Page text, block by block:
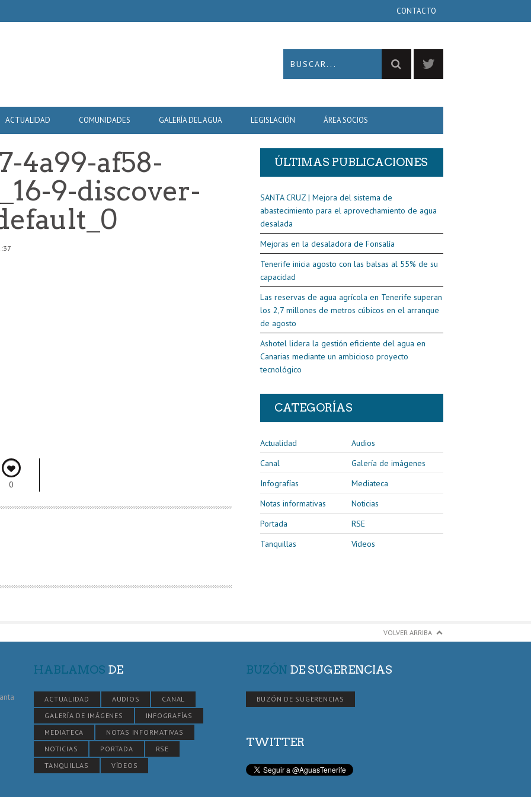
CONTACTO
ACTUALIDAD COMUNIDADES GALERÍA DEL AGUA LEGISLACIÓN ÁREA SOCIOS
4a99-af58-
9-discover-
0
ÚLTIMAS PUBLICACIONES
SANTA CRUZ | Mejora del sistema de
abastecimiento para el aprovechamiento de agua
desalada
Mejoras en la desaladora de Fonsalía
Tenerife inicia agosto con las balsas al 55% de su
capacidad
Las reservas de agua agrícola en Tenerife superan
los 2,7 millones de metros cúbicos en el arranque
de agosto
Ashotel lidera la gestión eficiente del agua en
Canarias mediante un ambicioso proyecto
tecnológico
CATEGORÍAS
Actualidad
Audios
Canal
Galería de imágenes
Infografías
Mediateca
Notas informativas
Noticias
Portada
RSE
Tanquillas
Vídeos
VOLVER ARRIBA
HABLAMOS DE
ACTUALIDAD AUDIOS
CANAL
GALERÍA DE IMÁGENES
INFOGRAFÍAS
MEDIATECA
NOTAS INFORMATIVAS
NOTICIAS
PORTADA
RSE
TANQUILLAS
VÍDEOS
BUZÓN DE SUGERENCIAS
BUZÓN DE SUGERENCIAS
TWITTER